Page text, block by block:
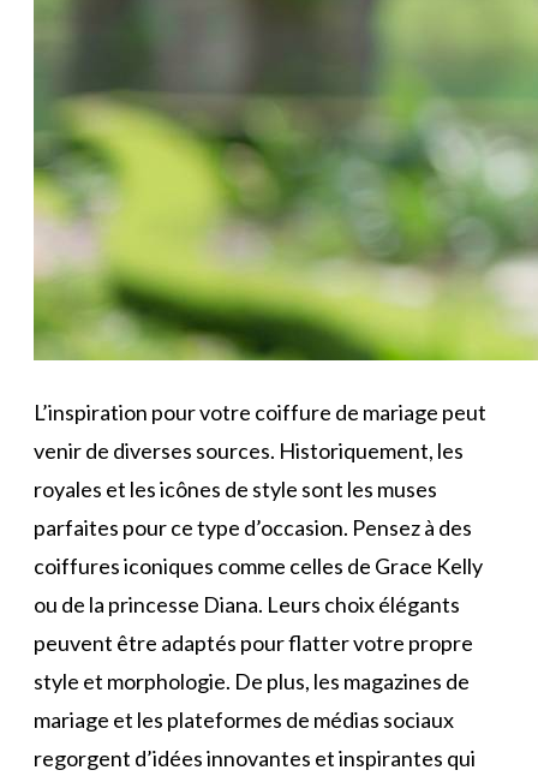
L’inspiration pour votre coiffure de mariage peut
venir de diverses sources. Historiquement, les
royales et les icônes de style sont les muses
parfaites pour ce type d’occasion. Pensez à des
coiffures iconiques comme celles de Grace Kelly
ou de la princesse Diana. Leurs choix élégants
peuvent être adaptés pour flatter votre propre
style et morphologie. De plus, les magazines de
mariage et les plateformes de médias sociaux
regorgent d’idées innovantes et inspirantes qui